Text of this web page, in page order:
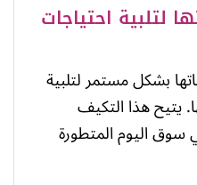
لتلبية احتياجات
بشكل مستمر لتلبية
يتيح هذا التكيف
اليوم المتطورة